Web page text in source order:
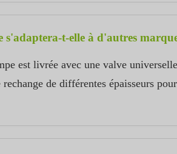
s'adaptera-t-elle à d'autres
est livrée avec une valve
rechange de différentes épaisseurs